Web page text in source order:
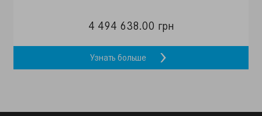
4 494 638.00 грн
Узнать больше